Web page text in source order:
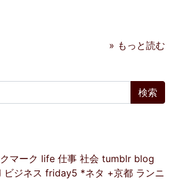
» もっと読む
マーク life 仕事 社会 tumblr blog
ビジネス friday5 *ネタ +京都 ランニ